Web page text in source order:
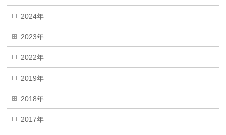
2024年
2023年
2022年
2019年
2018年
2017年